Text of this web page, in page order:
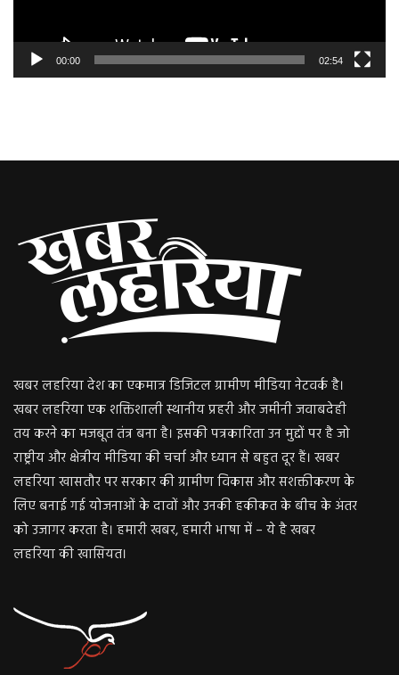
00:00 02:54
खबर लहरिया देश का एकमात्र डिजिटल ग्रामीण मीडिया नेटवर्क है।
खबर लहरिया एक शक्तिशाली स्थानीय प्रहरी और जमीनी जवाबदेही
तय करने का मजबूत तंत्र बना है। इसकी पत्रकारिता उन मुद्दों पर है जो
राष्ट्रीय और क्षेत्रीय मीडिया की चर्चा और ध्यान से बहुत दूर हैं। खबर
लहरिया खासतौर पर सरकार की ग्रामीण विकास और सशक्तीकरण के
लिए बनाई गई योजनाओं के दावों और उनकी हकीकत के बीच के अंतर
को उजागर करता है। हमारी खबर, हमारी भाषा में – ये है खबर
लहरिया की खासियत।